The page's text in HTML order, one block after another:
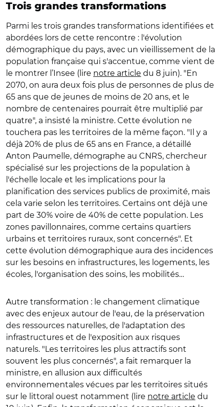
Trois grandes transformations
Parmi les trois grandes transformations identifiées et
abordées lors de cette rencontre : l'évolution
démographique du pays, avec un vieillissement de la
population française qui s'accentue, comme vient de
le montrer l’Insee (lire notre article du 8 juin). "En
2070, on aura deux fois plus de personnes de plus de
65 ans que de jeunes de moins de 20 ans, et le
nombre de centenaires pourrait être multiplié par
quatre", a insisté la ministre. Cette évolution ne
touchera pas les territoires de la même façon. "Il y a
déjà 20% de plus de 65 ans en France, a détaillé
Anton Paumelle, démographe au CNRS, chercheur
spécialisé sur les projections de la population à
l'échelle locale et les implications pour la
planification des services publics de proximité, mais
cela varie selon les territoires. Certains ont déjà une
part de 30% voire de 40% de cette population. Les
zones pavillonnaires, comme certains quartiers
urbains et territoires ruraux, sont concernés". Et
cette évolution démographique aura des incidences
sur les besoins en infrastructures, les logements, les
écoles, l'organisation des soins, les mobilités…
Autre transformation : le changement climatique
avec des enjeux autour de l'eau, de la préservation
des ressources naturelles, de l'adaptation des
infrastructures et de l'exposition aux risques
naturels. "Les territoires les plus attractifs sont
souvent les plus concernés", a fait remarquer la
ministre, en allusion aux difficultés
environnementales vécues par les territoires situés
sur le littoral ouest notamment (lire notre article du